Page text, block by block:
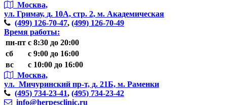
Москва,
ул. Гримау, д. 10А, стр. 2, м. Академическая
(499) 126-70-47, (499) 126-70-49
Время работы:
пн-пт с 8:30 до 20:00
сб
с 9:00 до 16:00
вс
с 10:00 до 16:00
Москва,
ул. Мичуринский пр-т, д. 21Б, м. Раменки
(495) 734-23-41, (495) 734-23-42
info@herpesclinic.ru